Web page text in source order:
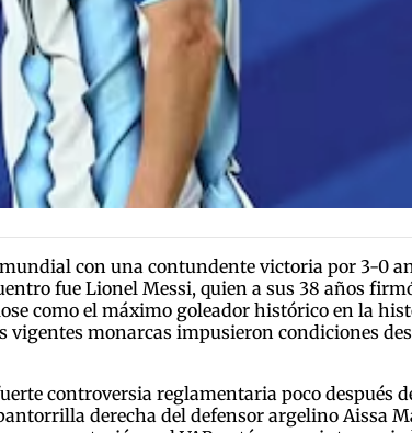
con una contundente victoria por 3-0
fue Lionel Messi, quien a sus 38 años
como el máximo goleador histórico en la
vigentes monarcas impusieron condiciones
controversia reglamentaria poco
derecha del defensor argelino Aissa